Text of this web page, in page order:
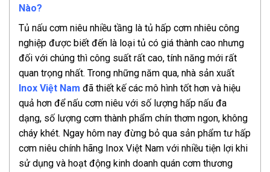
Nào?
Tủ nấu cơm niêu nhiều tầng là tủ hấp cơm nhiêu công
nghiệp được biết đến là loại tủ có giá thành cao nhưng
đối với chúng thì công suất rất cao, tính năng mới rất
quan trọng nhất. Trong những năm qua, nhà sản xuất
Inox Việt Nam đã thiết kế các mô hình tốt hơn và hiệu
quả hơn để nấu cơm niêu với số lượng hấp nấu đa
dạng, số lượng cơm thành phẩm chín thơm ngon, không
cháy khét. Ngay hôm nay đừng bỏ qua sản phẩm tư hấp
cơm niêu chính hãng Inox Việt Nam với nhiều tiện lợi khi
sử dụng và hoạt động kinh doanh quán cơm thương